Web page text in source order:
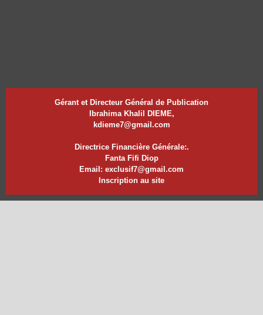
Gérant et Directeur Général de Publication
Ibrahima Khalil DIEME,
kdieme7@gmail.com
Directrice Financière Générale:.
Fanta Fifi Diop
Email: exclusif7@gmail.com
Inscription au site